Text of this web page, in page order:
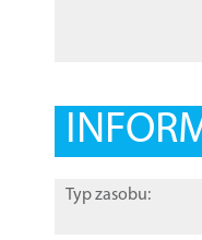
Typ zasobu: